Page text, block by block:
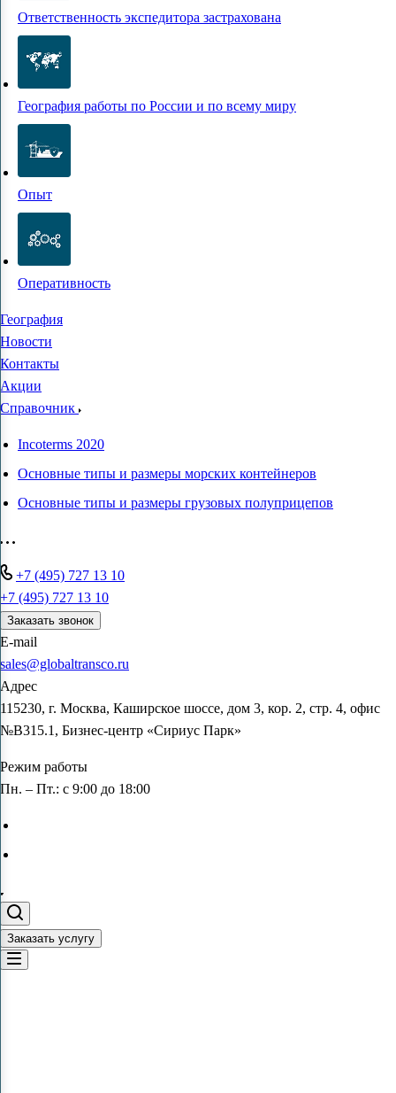
Ответственность экспедитора застрахована
География работы по России и по всему миру
Опыт
Оперативность
География
Новости
Контакты
Акции
Справочник
Incoterms 2020
Основные типы и размеры морских контейнеров
Основные типы и размеры грузовых полуприцепов
+7 (495) 727 13 10
+7 (495) 727 13 10
Заказать звонок
E-mail
sales@globaltransco.ru
Адрес
115230, г. Москва, Каширское шоссе, дом 3, кор. 2, стр. 4, офис
№В315.1, Бизнес-центр «Сириус Парк»
Режим работы
Пн. – Пт.: с 9:00 до 18:00
Заказать услугу